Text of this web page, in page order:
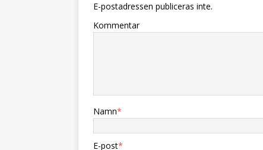
E-postadressen publiceras inte.
Kommentar
Namn*
E-post*